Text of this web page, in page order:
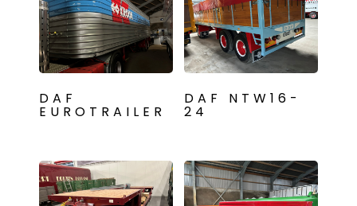
DAF
EUROTRAILER
DAF NTW16-
24